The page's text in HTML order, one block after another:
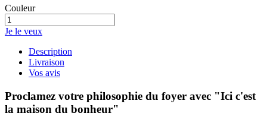
Couleur
Je le veux
Description
Livraison
Vos avis
Proclamez votre philosophie du foyer avec "Ici c'est
la maison du bonheur"